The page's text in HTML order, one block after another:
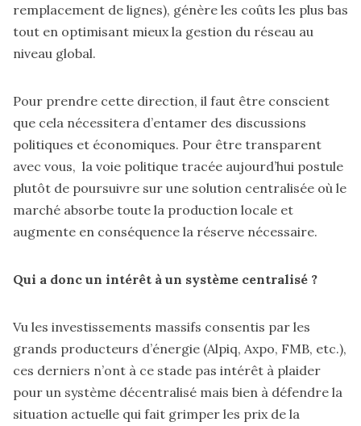
remplacement de lignes), génère les coûts les plus bas
tout en optimisant mieux la gestion du réseau au
niveau global.
Pour prendre cette direction, il faut être conscient
que cela nécessitera d’entamer des discussions
politiques et économiques. Pour être transparent
avec vous, la voie politique tracée aujourd’hui postule
plutôt de poursuivre sur une solution centralisée où le
marché absorbe toute la production locale et
augmente en conséquence la réserve nécessaire.
Qui a donc un intérêt à un système centralisé ?
Vu les investissements massifs consentis par les
grands producteurs d’énergie (Alpiq, Axpo, FMB, etc.),
ces derniers n’ont à ce stade pas intérêt à plaider
pour un système décentralisé mais bien à défendre la
situation actuelle qui fait grimper les prix de la